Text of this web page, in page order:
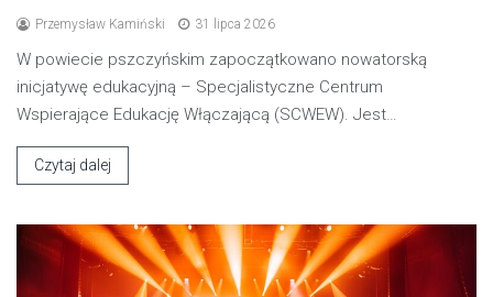
Przemysław Kamiński 31 lipca 2026
W powiecie pszczyńskim zapoczątkowano nowatorską
inicjatywę edukacyjną – Specjalistyczne Centrum
Wspierające Edukację Włączającą (SCWEW). Jest…
Czytaj dalej